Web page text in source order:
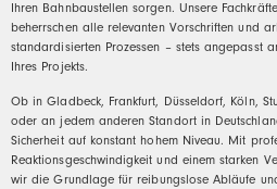
Ihren Bahnbaustellen sorgen. Unsere
beherrschen alle relevanten Vorschriften und
standardisierten Prozessen – stets angepasst
Ihres Projekts.
Ob in Gladbeck, Frankfurt, Düsseldorf, Köln,
oder an jedem anderen Standort in
Sicherheit auf konstant hohem Niveau. Mit
Reaktionsgeschwindigkeit und einem starken
wir die Grundlage für reibungslose Abläufe